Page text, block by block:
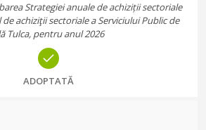
Strategiei anuale de achiziții sectoriale
achiziţii sectoriale a Serviciului Public de
Tulca, pentru anul 2026
ADOPTATĂ